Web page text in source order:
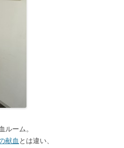
ルーム。
献血 とは違い、